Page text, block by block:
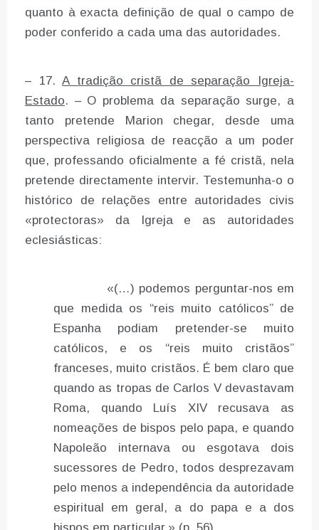
quanto à exacta definição de qual o campo de
poder conferido a cada uma das autoridades.
– 17.A tradição cristã de separação Igreja-
Estado. – O problema da separação surge, a
tanto pretende Marion chegar, desde uma
perspectiva religiosa de reacção a um poder
que, professando oficialmente a fé cristã, nela
pretende directamente intervir. Testemunha-o o
histórico de relações entre autoridades civis
«protectoras» da Igreja e as autoridades
eclesiásticas:
«(…) podemos perguntar-nos em
que medida os “reis muito católicos” de
Espanha podiam pretender-se muito
católicos, e os “reis muito cristãos”
franceses, muito cristãos. É bem claro que
quando as tropas de Carlos V devastavam
Roma, quando Luís XIV recusava as
nomeações de bispos pelo papa, e quando
Napoleão internava ou esgotava dois
sucessores de Pedro, todos desprezavam
pelo menos a independência da autoridade
espiritual em geral, a do papa e a dos